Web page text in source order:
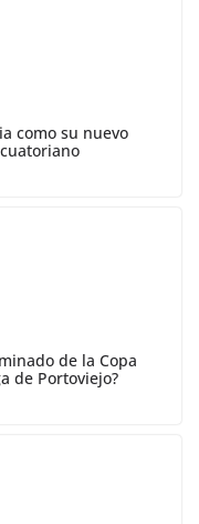
como su nuevo
de la Copa
de Portoviejo?